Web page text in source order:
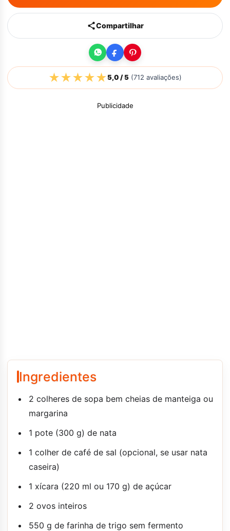
Compartilhar
★★★★★5,0/ 5 (712 avaliações)
Publicidade
Ingredientes
2 colheres de sopa bem cheias de manteiga ou
margarina
1 pote (300 g) de nata
1 colher de café de sal (opcional, se usar nata
caseira)
1 xícara (220 ml ou 170 g) de açúcar
2 ovos inteiros
550 g de farinha de trigo sem fermento